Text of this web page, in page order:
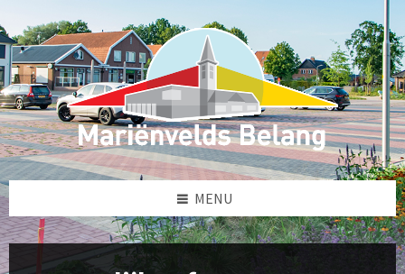
to
content
to
left
sidebar
to
right
sidebar
to
footer
MENU